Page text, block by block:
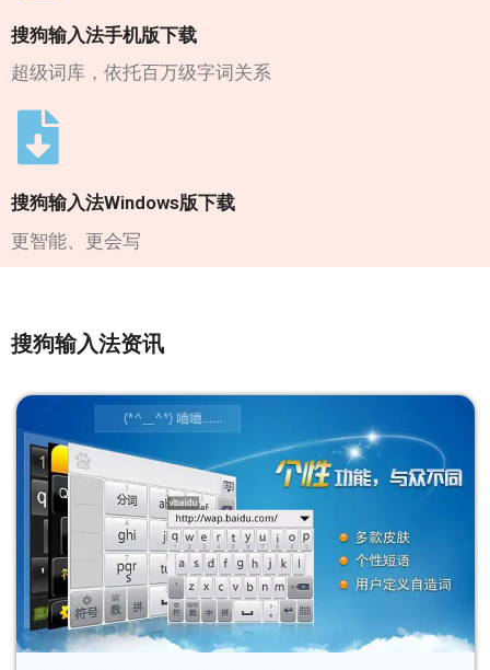
搜狗输入法手机版下载
超级词库，依托百万级字词关系
搜狗输入法Windows版下载
更智能、更会写
搜狗输入法资讯